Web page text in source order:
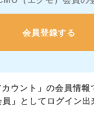
会員登録する
ウント」の会員情報
」としてログイン出